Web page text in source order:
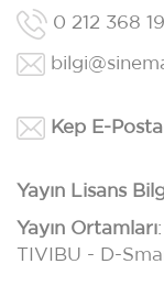
0 212 368
Kep E-Posta
Yayın Lisans
Yayın Ortamları
TIVIBU - D-